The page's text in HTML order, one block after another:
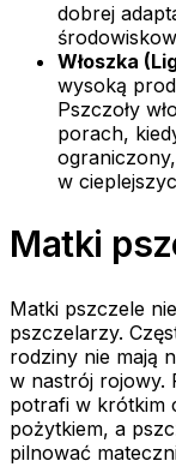
dobrej
Włoszka
wysoką
Pszczoły
porach,
w
Matki
Matki pszczele
pszczelarzy.
rodziny nie mają
w nastrój rojowy.
potrafi w krótkim
pożytkiem, a
pilnować